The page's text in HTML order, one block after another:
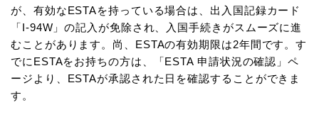
が、有効なESTAを持っている場合は、出入国記録カード
「I-94W」の記入が免除され、入国手続きがスムーズに進
むことがあります。尚、ESTAの有効期限は2年間です。す
でにESTAをお持ちの方は、「ESTA 申請状況の確認」ペ
ージより、ESTAが承認された日を確認することができま
す。